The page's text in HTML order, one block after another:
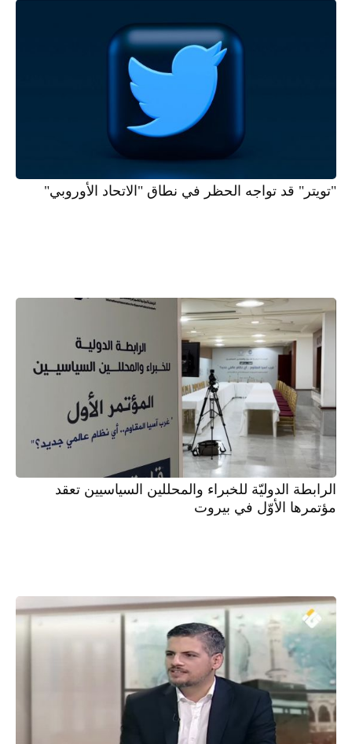
"تويتر" قد تواجه الحظر في نطاق "الاتحاد الأوروبي"
الرابطة الدوليّة للخبراء والمحللين السياسيين تعقد
مؤتمرها الأوّل في بيروت